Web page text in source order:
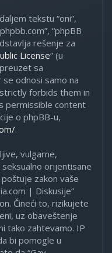
tekstu “oni”,
“phpBB
rešenje za
License” (u
sa
odnosi samo na
forbids them in
permissible content
o phpBB-u,
.
vulgarne,
orijentisane
zakon vaše
| Diskusije”
Čineći to, rizikujete
uz obaveštenje
tako zahtevamo. IP
bi pomogle u